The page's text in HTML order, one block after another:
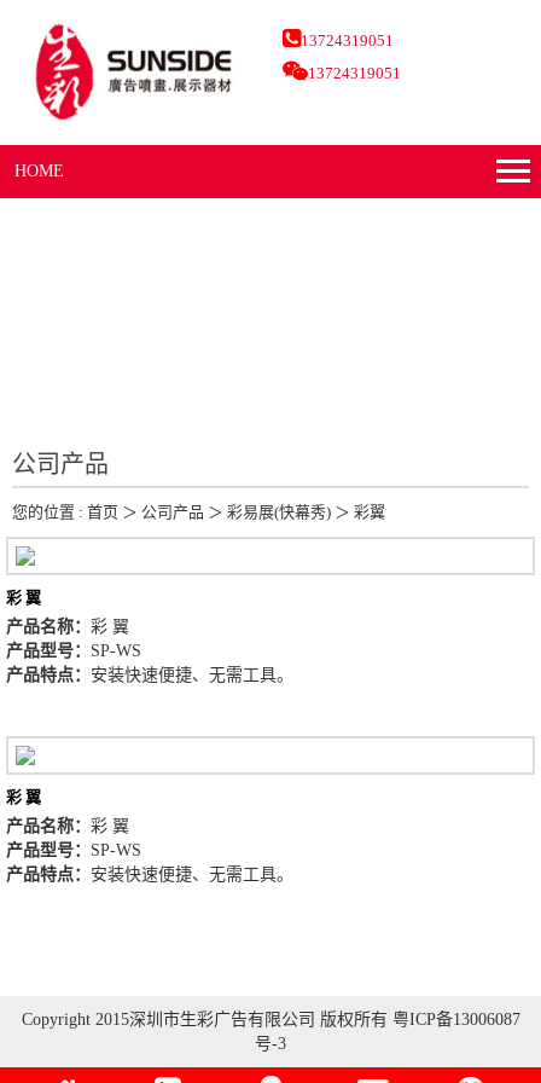
13724319051
13724319051
HOME
公司产品
您的位置 : 首页 ＞ 公司产品 ＞ 彩易展(快幕秀) ＞ 彩翼
彩 翼
产品名称： 彩 翼
产品型号： SP-WS
产品特点： 安装快速便捷、无需工具。
彩 翼
产品名称： 彩 翼
产品型号： SP-WS
产品特点： 安装快速便捷、无需工具。
Copyright 2015深圳市生彩广告有限公司 版权所有 粤ICP备13006087
号-3